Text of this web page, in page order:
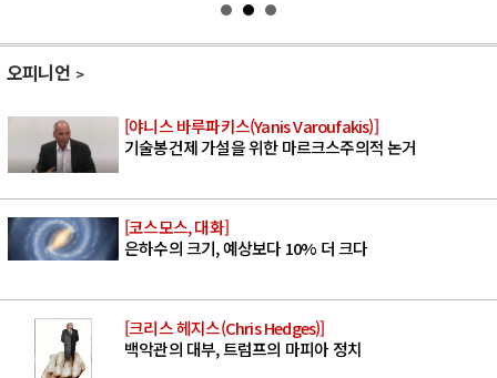
오피니언
[야니스 바루파키스(Yanis Varoufakis)]
기술봉건제 가설을 위한 마르크스주의적 논거
[코스모스, 대화]
은하수의 크기, 예상보다 10% 더 크다
[크리스 헤지스(Chris Hedges)]
백악관의 대부, 트럼프의 마피아 정치